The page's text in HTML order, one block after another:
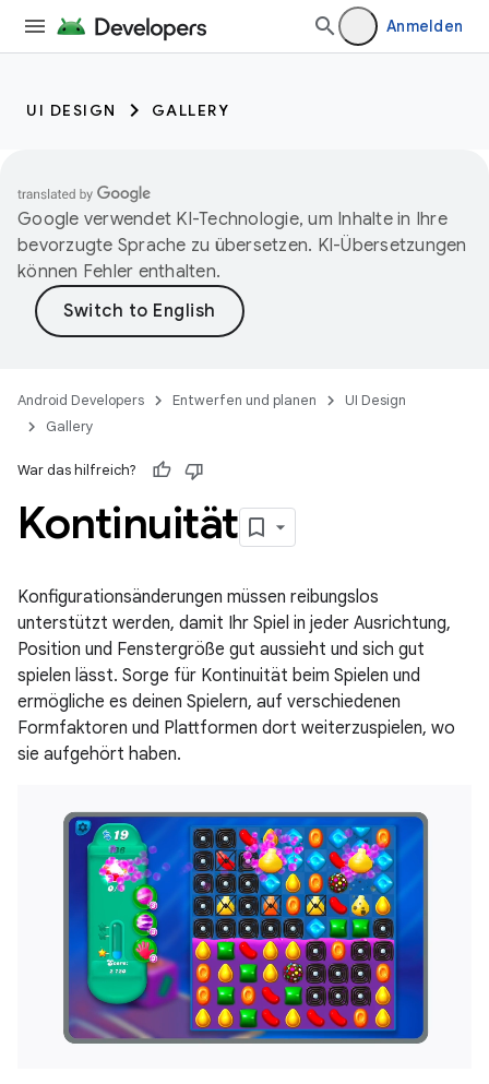
Anmelden
UI DESIGN GALLERY
Google verwendet KI-Technologie, um Inhalte in Ihre
bevorzugte Sprache zu übersetzen. KI-Übersetzungen
können Fehler enthalten.
Android Developers Entwerfen und planen
UI Design
Gallery
War das hilfreich?
Kontinuität
Konfigurationsänderungen müssen reibungslos
unterstützt werden, damit Ihr Spiel in jeder Ausrichtung,
Position und Fenstergröße gut aussieht und sich gut
spielen lässt. Sorge für Kontinuität beim Spielen und
ermögliche es deinen Spielern, auf verschiedenen
Formfaktoren und Plattformen dort weiterzuspielen, wo
sie aufgehört haben.